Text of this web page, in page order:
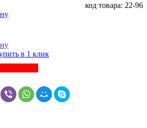
код товара: 22-96
в 1 клик